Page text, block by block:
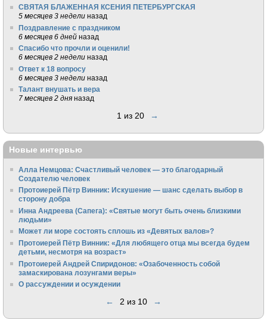
СВЯТАЯ БЛАЖЕННАЯ КСЕНИЯ ПЕТЕРБУРГСКАЯ
5 месяцев 3 недели назад
Поздравление с праздником
6 месяцев 6 дней назад
Спасибо что прочли и оценили!
6 месяцев 2 недели назад
Ответ к 18 вопросу
6 месяцев 3 недели назад
Талант внушать и вера
7 месяцев 2 дня назад
1 из 20 →
Новые интервью
Алла Немцова: Счастливый человек — это благодарный
Создателю человек
Протоиерей Пётр Винник: Искушение — шанс сделать выбор в
сторону добра
Инна Андреева (Сапега): «Святые могут быть очень близкими
людьми»
Может ли море состоять сплошь из «Девятых валов»?
Протоиерей Пётр Винник: «Для любящего отца мы всегда будем
детьми, несмотря на возраст»
Протоиерей Андрей Спиридонов: «Озабоченность собой
замаскирована лозунгами веры»
О рассуждении и осуждении
← 2 из 10 →